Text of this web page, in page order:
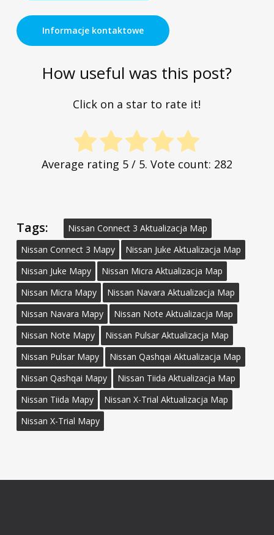
Informacje kontaktowe
How useful was this post?
Click on a star to rate it!
Average rating 5/ 5. Vote count: 282
Tags:
Nissan Connect 3 Aktualizacja Map
Nissan Connect 3 Mapy
Nissan Juke Aktualizacja Map
Nissan Juke Mapy
Nissan Micra Aktualizacja Map
Nissan Micra Mapy
Nissan Navara Aktualizacja Map
Nissan Navara Mapy
Nissan Note Aktualizacja Map
Nissan Note Mapy
Nissan Pulsar Aktualizacja Map
Nissan Pulsar Mapy
Nissan Qashqai Aktualizacja Map
Nissan Qashqai Mapy
Nissan Tiida Aktualizacja Map
Nissan Tiida Mapy
Nissan X-Trial Aktualizacja Map
Nissan X-Trial Mapy